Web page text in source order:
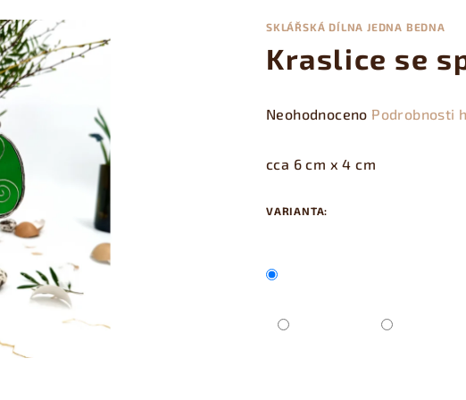
SKLÁŘSKÁ DÍLNA JEDNA BEDNA
Kraslice se
Průměrné
produktu
z
Neohodnoceno Podrobnosti
cca 6 cm x 4 cm
VARIANTA: